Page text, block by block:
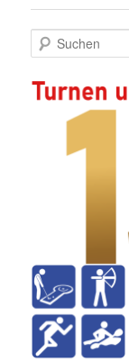
u
h
e